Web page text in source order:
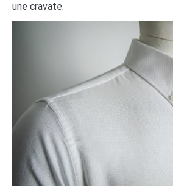
une cravate.